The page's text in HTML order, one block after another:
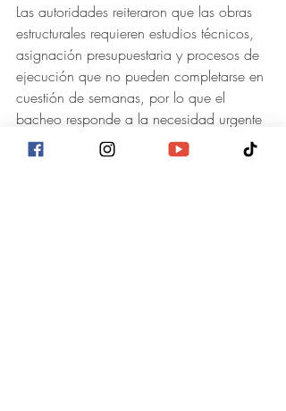
Las autoridades reiteraron que las obras
estructurales requieren estudios técnicos,
asignación presupuestaria y procesos de
ejecución que no pueden completarse en
cuestión de semanas, por lo que el
bacheo responde a la necesidad urgente
de proteger a la población en el corto
plazo.